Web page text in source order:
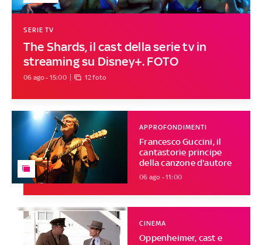
The Shards, il cast della serie tv in
streaming su Disney+. FOTO
SERIE TV
06 ago - 15:00 12 foto
Francesco Guccini, il
cantastorie principe
della canzone d'autore
APPROFONDIMENTI
06 ago - 11:00
Oppenheimer, cast e
CINEMA